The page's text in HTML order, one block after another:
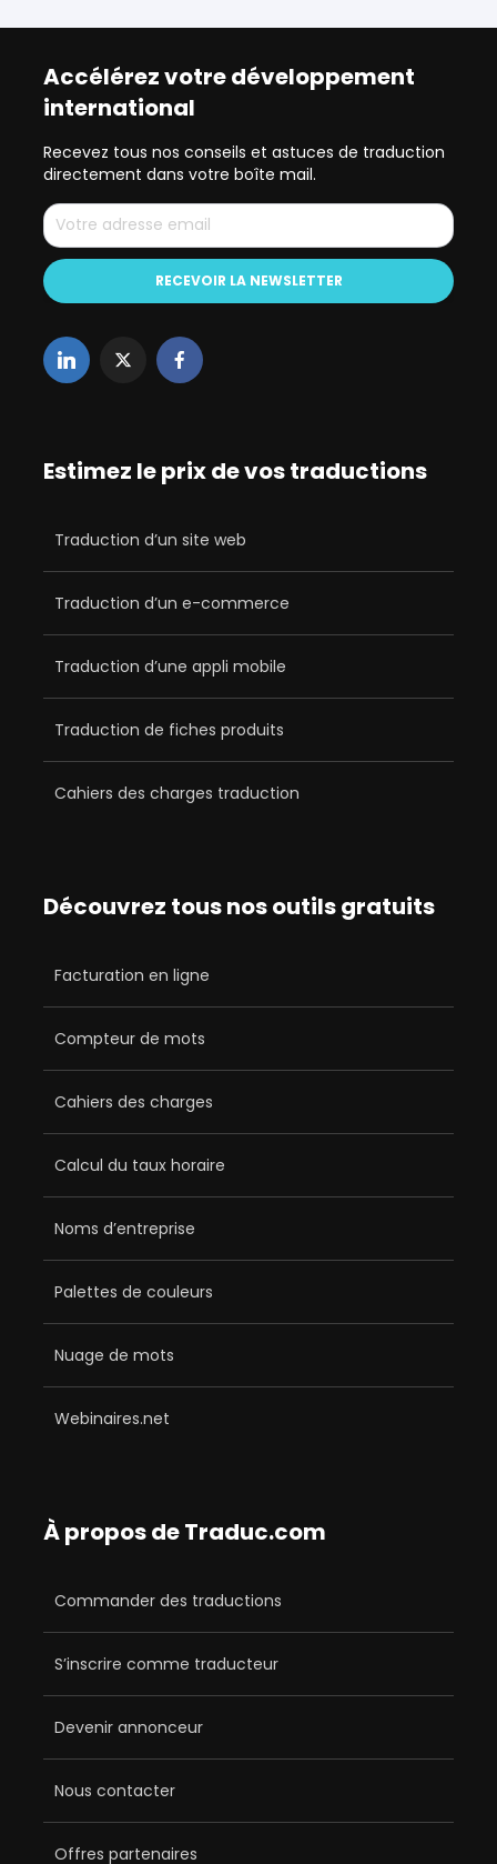
Accélérez votre développement
international
Recevez tous nos conseils et astuces de traduction
directement dans votre boîte mail.
Estimez le prix de vos traductions
Traduction d’un site web
Traduction d’un e-commerce
Traduction d’une appli mobile
Traduction de fiches produits
Cahiers des charges traduction
Découvrez tous nos outils gratuits
Facturation en ligne
Compteur de mots
Cahiers des charges
Calcul du taux horaire
Noms d’entreprise
Palettes de couleurs
Nuage de mots
Webinaires.net
À propos de Traduc.com
Commander des traductions
S’inscrire comme traducteur
Devenir annonceur
Nous contacter
Offres partenaires